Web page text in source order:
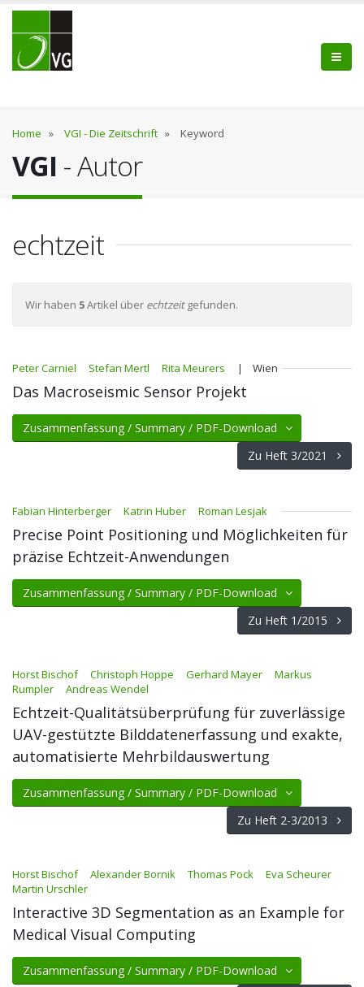
Home » VGI - Die Zeitschrift » Keyword
VGI - Autor
echtzeit
Wir haben 5Artikel über echtzeitgefunden.
Peter Carniel Stefan Mertl Rita Meurers | Wien
Das Macroseismic Sensor Projekt
Zusammenfassung / Summary / PDF-Download
Zu Heft 3/2021
Fabian Hinterberger Katrin Huber Roman Lesjak
Precise Point Positioning und Möglichkeiten für
präzise Echtzeit-Anwendungen
Zusammenfassung / Summary / PDF-Download
Zu Heft 1/2015
Horst Bischof Christoph Hoppe Gerhard Mayer
Markus
Rumpler
Andreas Wendel
Echtzeit-Qualitätsüberprüfung für zuverlässige
UAV-gestützte Bilddatenerfassung und exakte,
automatisierte Mehrbildauswertung
Zusammenfassung / Summary / PDF-Download
Zu Heft 2-3/2013
Horst Bischof Alexander Bornik Thomas Pock
Eva Scheurer
Martin Urschler
Interactive 3D Segmentation as an Example for
Medical Visual Computing
Zusammenfassung / Summary / PDF-Download